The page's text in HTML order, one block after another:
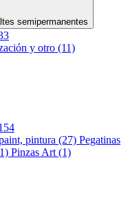
semipermanentes
y otro (11)
pintura (27) Pegatinas
Pinzas Art (1)